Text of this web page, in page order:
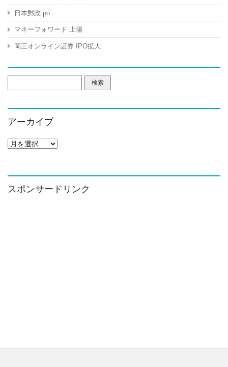
日本郵政 po
マネーフォワード 上場
岡三オンライン証券 IPO拡大
索:
アーカイブ
ア
イ
ブ
スポンサードリンク